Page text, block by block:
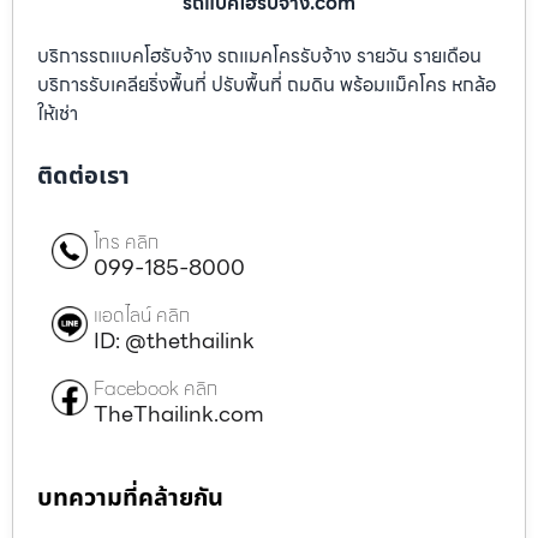
บริการรถแบคโฮรับจ้าง รถแมคโครรับจ้าง รายวัน รายเดือน
บริการรับเคลียริ่งพื้นที่ ปรับพื้นที่ ถมดิน พร้อมแม็คโคร หกล้อ
ให้เช่า
ติดต่อเรา
โทร คลิก
099-185-8000
แอดไลน์ คลิก
ID: @thethailink
Facebook คลิก
TheThailink.com
บทความที่คล้ายกัน